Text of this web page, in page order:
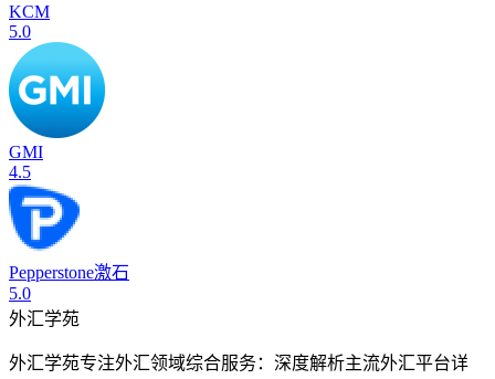
KCM
5.0
GMI
4.5
Pepperstone激石
5.0
外汇学苑
外汇学苑专注外汇领域综合服务：深度解析主流外汇平台详